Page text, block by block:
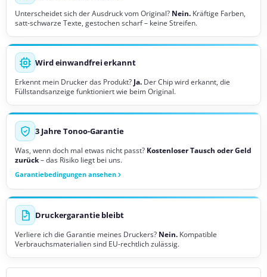
Unterscheidet sich der Ausdruck vom Original? Nein. Kräftige Farben,
satt-schwarze Texte, gestochen scharf – keine Streifen.
Wird einwandfrei erkannt
Erkennt mein Drucker das Produkt? Ja. Der Chip wird erkannt, die
Füllstandsanzeige funktioniert wie beim Original.
3 Jahre Tonoo-Garantie
Was, wenn doch mal etwas nicht passt? Kostenloser Tausch oder Geld
zurück– das Risiko liegt bei uns.
Garantiebedingungen ansehen
Druckergarantie bleibt
Verliere ich die Garantie meines Druckers? Nein. Kompatible
Verbrauchsmaterialien sind EU-rechtlich zulässig.